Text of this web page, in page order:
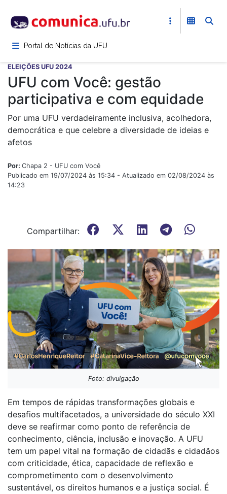
para
conteúdoPortal de Notícias da UFU
ELEIÇÕES UFU 2024
UFU com Você: gestão
participativa e com equidade
Por uma UFU verdadeiramente inclusiva, acolhedora,
democrática e que celebre a diversidade de ideias e
afetos
Por: Chapa 2 - UFU com Você
Publicado em 19/07/2024 às 15:34 - Atualizado em 02/08/2024 às
14:23
Compartilhar:
Foto: divulgação
Em tempos de rápidas transformações globais e
desafios multifacetados, a universidade do século XXI
deve se reafirmar como ponto de referência de
conhecimento, ciência, inclusão e inovação. A UFU
tem um papel vital na formação de cidadãs e cidadãos
com criticidade, ética, capacidade de reflexão e
comprometimento com o desenvolvimento
sustentável, os direitos humanos e a justiça social. É